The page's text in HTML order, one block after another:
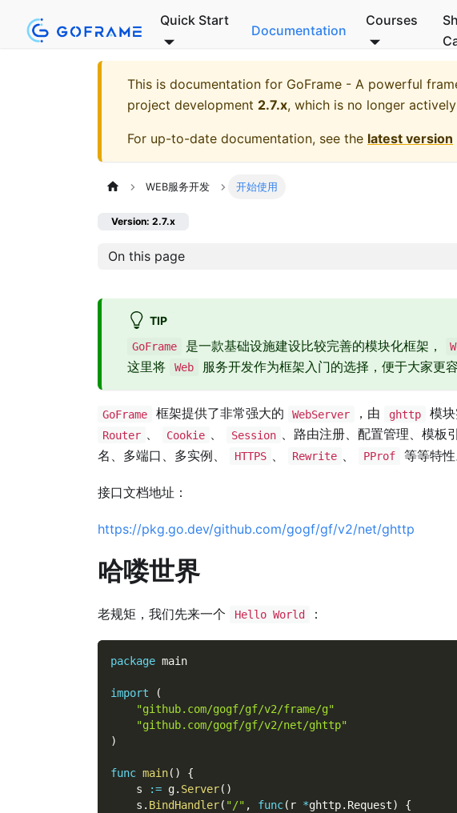
Quick Start
Documentation
Courses
This is documentation for GoFrame - A powerful
project development 2.7.x, which is no longer
For up-to-date documentation, see the latest version
WEB服务开发 开始使用
Version: 2.7.x
On this page
TIP
GoFrame 是一款基础设施建设比较完善的模块化框架，
这里将
Web 服务开发作为框架入门的选择，便于大家更
GoFrame 框架提供了非常强大的 WebServer ，由 ghttp 模
Router 、 Cookie 、 Session 、路由注册、配置管理、模板
名、多端口、多实例、
HTTPS Rewrite PProf 等等特性
接口文档地址：
https://pkg.go.dev/github.com/gogf/gf/v2/net/ghttp
哈喽世界
老规矩，我们先来一个 Hello World ：
package main
import
(
"github.com/gogf/gf/v2/frame/g"
"github.com/gogf/gf/v2/net/ghttp"
)
func main( )
{
    s
:= g. Server( )
    s
. BindHandler( "/" , func( r *ghttp. Request)
{